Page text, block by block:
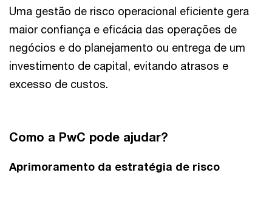
Uma gestão de risco operacional eficiente gera
maior confiança e eficácia das operações de
negócios e do planejamento ou entrega de um
investimento de capital, evitando atrasos e
excesso de custos.
Como a PwC pode ajudar?
Aprimoramento da estratégia de risco